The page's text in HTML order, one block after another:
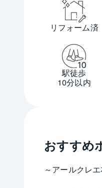
リフォーム済
駅徒歩
10分以内
おすすめ
～アールクレ